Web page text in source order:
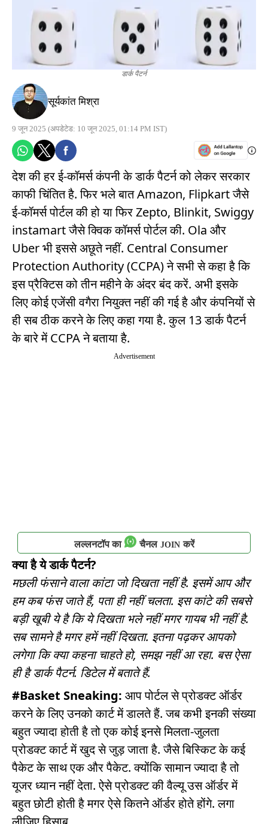
डार्क पैटर्न
सूर्यकांत मिश्रा
9 जून 2025 (अपडेटेड: 10 जून 2025, 01:14 PM IST)
देश की हर ई-कॉमर्स कंपनी के डार्क पैटर्न को लेकर सरकार
काफी चिंतित है. फिर भले बात Amazon, Flipkart जैसे
ई-कॉमर्स पोर्टल की हो या फिर Zepto, Blinkit, Swiggy
instamart जैसे क्विक कॉमर्स पोर्टल की. Ola और
Uber भी इससे अछूते नहीं. Central Consumer
Protection Authority (CCPA) ने सभी से कहा है कि
इस प्रैक्टिस को तीन महीने के अंदर बंद करें. अभी इसके
लिए कोई एजेंसी वगैरा नियुक्त नहीं की गई है और कंपनियों से
ही सब ठीक करने के लिए कहा गया है. कुल 13 डार्क पैटर्न
के बारे में CCPA ने बताया है.
Advertisement
लल्लनटॉप का चैनल JOIN करें
क्या है ये डार्क पैटर्न?
मछली फंसाने वाला कांटा जो दिखता नहीं है. इसमें आप और
हम कब फंस जाते हैं, पता ही नहीं चलता. इस कांटे की सबसे
बड़ी खूबी ये है कि ये दिखता भले नहीं मगर गायब भी नहीं है.
सब सामने है मगर हमें नहीं दिखता. इतना पढ़कर आपको
लगेगा कि क्या कहना चाहते हो, समझ नहीं आ रहा. बस ऐसा
ही है डार्क पैटर्न. डिटेल में बताते हैं.
#Basket Sneaking: आप पोर्टल से प्रोडक्ट ऑर्डर
करने के लिए उनको कार्ट में डालते हैं. जब कभी इनकी संख्या
बहुत ज्यादा होती है तो एक कोई इनसे मिलता-जुलता
प्रोडक्ट कार्ट में खुद से जुड़ जाता है. जैसे बिस्किट के कई
पैकेट के साथ एक और पैकेट. क्योंकि सामान ज्यादा है तो
यूजर ध्यान नहीं देता. ऐसे प्रोडक्ट की वैल्यू उस ऑर्डर में
बहुत छोटी होती है मगर ऐसे कितने ऑर्डर होते होंगे. लगा